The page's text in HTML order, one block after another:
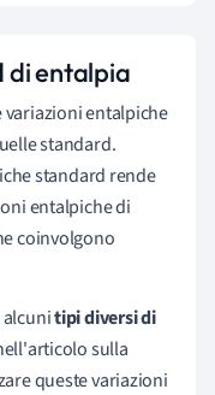
di entalpia
variazioni entalpiche
standard.
standard rende
entalpiche di
coinvolgono
alcunitipi diversi di
sulla
queste variazioni